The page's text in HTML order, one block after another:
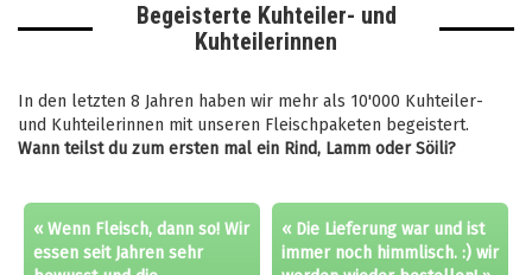
Begeisterte Kuhteiler- und
Kuhteilerinnen
In den letzten 8 Jahren haben wir mehr als 10'000 Kuhteiler-
und Kuhteilerinnen mit unseren Fleischpaketen begeistert.
Wann teilst du zum ersten mal ein Rind, Lamm oder Söili?
« Wenn Fleisch, dann so! Wir
essen seit Jahren sehr
« Die Lieferung war und ist
immer noch himmlisch. :) wir